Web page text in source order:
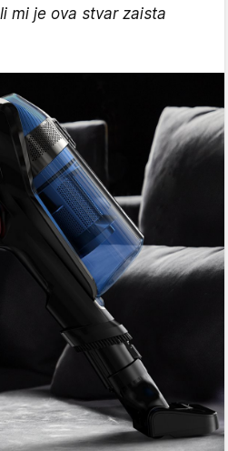
mi je ova stvar zaista